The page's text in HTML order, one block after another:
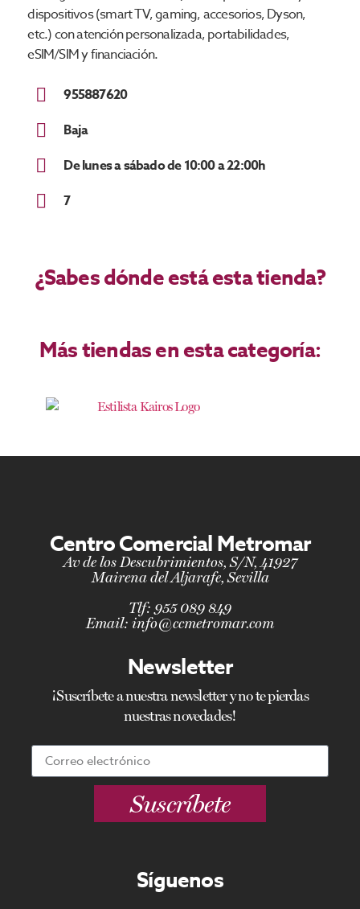
dispositivos (smart TV, gaming, accesorios, Dyson,
etc.) con atención personalizada, portabilidades,
eSIM/SIM y financiación.
955887620
Baja
De lunes a sábado de 10:00 a 22:00h
7
¿Sabes dónde está esta tienda?
Más tiendas en esta categoría:
Centro Comercial Metromar
Av de los Descubrimientos, S/N, 41927
Mairena del Aljarafe, Sevilla
Tlf: 955 089 849
Email: info@ccmetromar.com
Newsletter
¡Suscríbete a nuestra newsletter y no te pierdas
nuestras novedades!
Suscríbete
Síguenos